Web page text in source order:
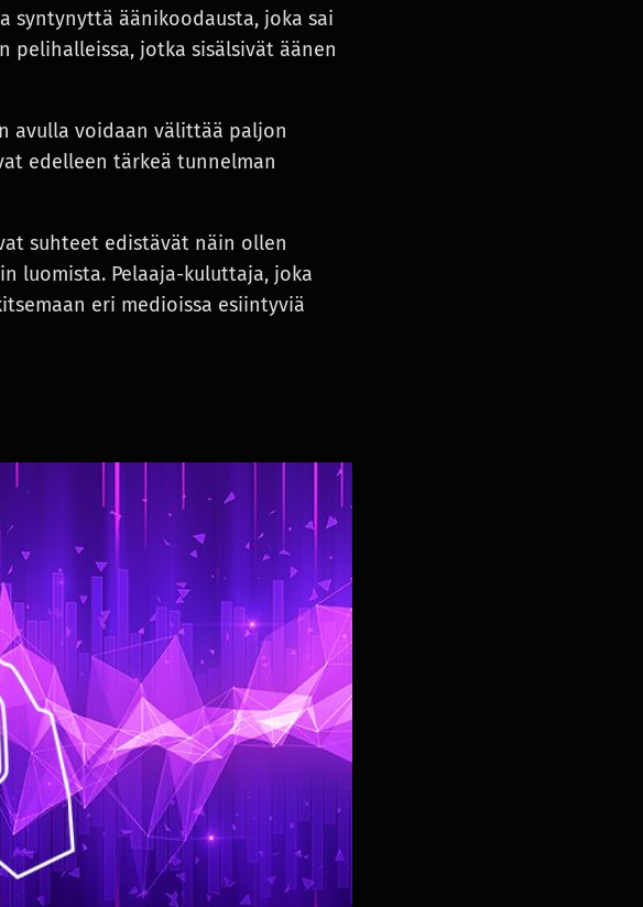
syntynyttä äänikoodausta, joka sai
pelihalleissa, jotka sisälsivät äänen
avulla voidaan välittää paljon
edelleen tärkeä tunnelman
suhteet edistävät näin ollen
luomista. Pelaaja-kuluttaja, joka
eri medioissa esiintyviä